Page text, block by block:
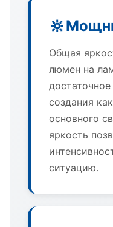
🔆
Общая
люмен на
создания
основного
яркость
ситуацию.